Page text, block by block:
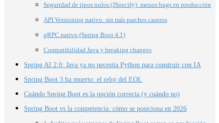
Seguridad de tipos nulos (JSpecify): menos bugs en producción
API Versioning nativo: sin más parches caseros
gRPC nativo (Spring Boot 4.1)
Compatibilidad Java y breaking changes
Spring AI 2.0: Java ya no necesita Python para construir con IA
Spring Boot 3 ha muerto: el reloj del EOL
Cuándo Spring Boot es la opción correcta (y cuándo no)
Spring Boot vs la competencia: cómo se posiciona en 2026